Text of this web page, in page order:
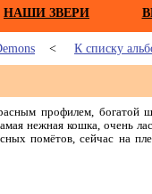
НАШИ ЗВЕРИ
< К списку
профилем, богатой
нежная кошка, очень
помётов, сейчас на